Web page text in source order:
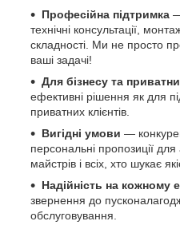
Професійна підтримка
технічні консультації,
складності. Ми не просто
ваші задачі!
Для бізнесу та
ефективні рішення як для
приватних клієнтів.
Вигідні умови —
персональні пропозиції для
майстрів і всіх, хто шукає
Надійність на кожному
звернення до
обслуговування.